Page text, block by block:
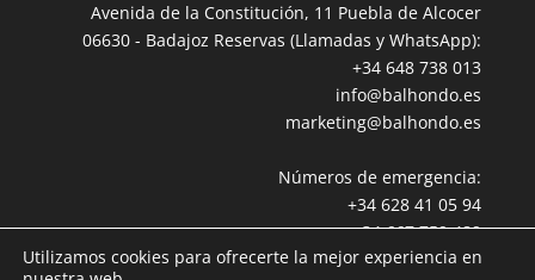
Avenida de la Constitución, 11 Puebla de Alcocer
06630 - Badajoz Reservas (Llamadas y WhatsApp):
+34 648 738 013
info@balhondo.es
marketing@balhondo.es
Números de emergencia:
+34 628 41 05 94
+34 667 759 489
Utilizamos cookies para ofrecerte la mejor experiencia en